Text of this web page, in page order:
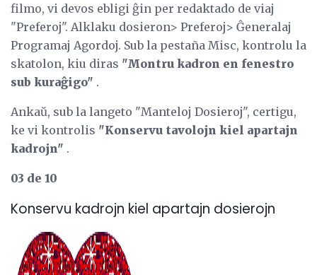
filmo, vi devos ebligi ĝin per redaktado de viaj
"Preferoj". Alklaku dosieron> Preferoj> Ĝeneralaj
Programaj Agordoj. Sub la pestaña Misc, kontrolu la
skatolon, kiu diras "Montru kadron en fenestro
sub kuraĝigo" .
Ankaŭ, sub la langeto "Manteloj Dosieroj", certigu,
ke vi kontrolis "Konservu tavolojn kiel apartajn
kadrojn" .
03 de 10
Konservu kadrojn kiel apartajn dosierojn